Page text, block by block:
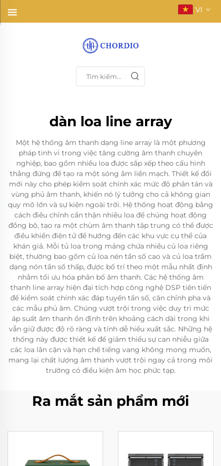
VI
dàn loa line array
Một hệ thống âm thanh dạng line array là một phương
pháp tinh vi trong việc tăng cường âm thanh chuyên
nghiệp, bao gồm nhiều loa được sắp xếp theo cấu hình
thẳng đứng để tạo ra một sóng âm liền mạch. Thiết kế đổi
mới này cho phép kiểm soát chính xác mức độ phân tán và
vùng phủ âm thanh, khiến nó lý tưởng cho cả không gian
quy mô lớn và sự kiện ngoài trời. Hệ thống hoạt động bằng
cách điều chỉnh cẩn thận nhiều loa để chúng hoạt động
đồng bộ, tạo ra một chùm âm thanh tập trung có thể được
điều khiển điện tử để hướng đến các khu vực cụ thể của
khán giả. Mỗi tủ loa trong mảng chứa nhiều củ loa riêng
biệt, thường bao gồm củ loa nén tần số cao và củ loa trầm
dạng nón tần số thấp, được bố trí theo một mẫu nhất định
nhằm tối ưu hóa phân bố âm thanh. Các hệ thống âm
thanh line array hiện đại tích hợp công nghệ DSP tiên tiến
để kiểm soát chính xác đáp tuyến tần số, căn chỉnh pha và
các mẫu phủ âm. Chúng vượt trội trong việc duy trì mức
áp suất âm thanh ổn định trên khoảng cách dài trong khi
vẫn giữ được độ rõ ràng và tính dễ hiểu xuất sắc. Những hệ
thống này được thiết kế để giảm thiểu sự can nhiễu giữa
các loa lân cận và hạn chế tiếng vang không mong muốn,
mang lại chất lượng âm thanh vượt trội ngay cả trong môi
trường có điều kiện âm học phức tạp.
Ra mắt sản phẩm mới